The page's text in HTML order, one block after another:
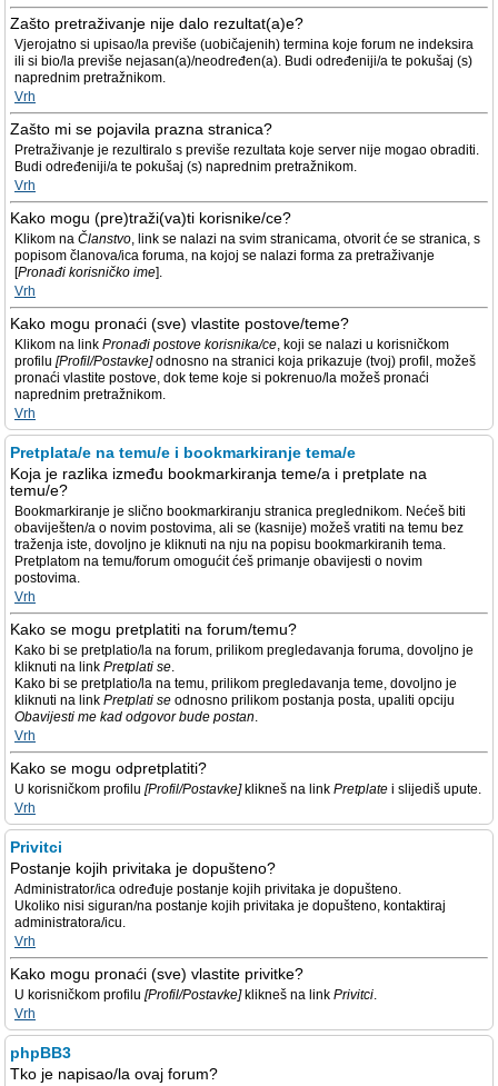
Zašto pretraživanje nije dalo rezultat(a)e?
Vjerojatno si upisao/la previše (uobičajenih) termina koje forum ne indeksira
ili si bio/la previše nejasan(a)/neodređen(a). Budi određeniji/a te pokušaj (s)
naprednim pretražnikom.
Vrh
Zašto mi se pojavila prazna stranica?
Pretraživanje je rezultiralo s previše rezultata koje server nije mogao obraditi.
Budi određeniji/a te pokušaj (s) naprednim pretražnikom.
Vrh
Kako mogu (pre)traži(va)ti korisnike/ce?
Klikom na Članstvo, link se nalazi na svim stranicama, otvorit će se stranica, s
popisom članova/ica foruma, na kojoj se nalazi forma za pretraživanje
[Pronađi korisničko ime].
Vrh
Kako mogu pronaći (sve) vlastite postove/teme?
Klikom na link Pronađi postove korisnika/ce, koji se nalazi u korisničkom
profilu [Profil/Postavke]odnosno na stranici koja prikazuje (tvoj) profil, možeš
pronaći vlastite postove, dok teme koje si pokrenuo/la možeš pronaći
naprednim pretražnikom.
Vrh
Pretplata/e na temu/e i bookmarkiranje tema/e
Koja je razlika između bookmarkiranja teme/a i pretplate na
temu/e?
Bookmarkiranje je slično bookmarkiranju stranica preglednikom. Nećeš biti
obaviješten/a o novim postovima, ali se (kasnije) možeš vratiti na temu bez
traženja iste, dovoljno je kliknuti na nju na popisu bookmarkiranih tema.
Pretplatom na temu/forum omogućit ćeš primanje obavijesti o novim
postovima.
Vrh
Kako se mogu pretplatiti na forum/temu?
Kako bi se pretplatio/la na forum, prilikom pregledavanja foruma, dovoljno je
kliknuti na link Pretplati se.
Kako bi se pretplatio/la na temu, prilikom pregledavanja teme, dovoljno je
kliknuti na link Pretplati se odnosno prilikom postanja posta, upaliti opciju
Obavijesti me kad odgovor bude postan.
Vrh
Kako se mogu odpretplatiti?
U korisničkom profilu [Profil/Postavke]klikneš na link Pretplate i slijediš upute.
Vrh
Privitci
Postanje kojih privitaka je dopušteno?
Administrator/ica određuje postanje kojih privitaka je dopušteno.
Ukoliko nisi siguran/na postanje kojih privitaka je dopušteno, kontaktiraj
administratora/icu.
Vrh
Kako mogu pronaći (sve) vlastite privitke?
U korisničkom profilu [Profil/Postavke]klikneš na link Privitci.
Vrh
phpBB3
Tko je napisao/la ovaj forum?